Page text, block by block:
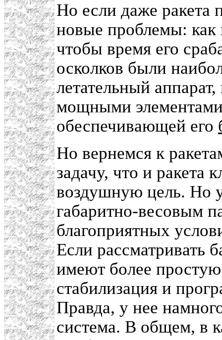
Но если даже ракета
новые проблемы: как
чтобы время его
осколков были
летательный
мощными
обеспечивающей его
Но вернемся к
задачу, что и ракета
воздушную цель. Но
габаритно-весовым
благоприятных
Если рассматривать
имеют более
стабилизация и
Правда, у нее
система. В общем, в